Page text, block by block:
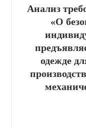
Анализ
«О
одежде